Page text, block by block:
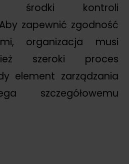
środki kontroli
zapewnić zgodność
organizacja musi
szeroki proces
element zarządzania
szczegółowemu